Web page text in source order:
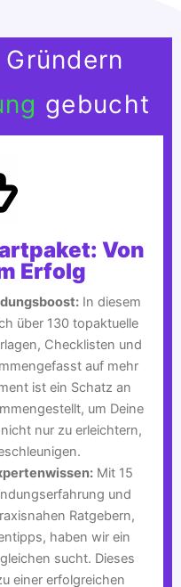
gebucht
Von
Erfolg
In diesem
über 130 topaktuelle
Checklisten und
auf mehr
ist ein Schatz an
um Deine
nur zu erleichtern,
Mit 15
und
Ratgebern,
haben wir ein
sucht. Dieses
einer erfolgreichen